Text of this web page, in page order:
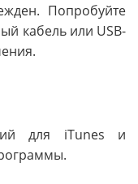
Попробуйте
кабель или USB-
для iTunes и